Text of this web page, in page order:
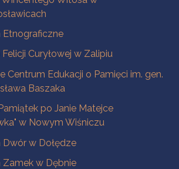
Etnograficzne
Curyłowej w Zalipiu
Centrum Edukacji o Pamięci im. gen.
Baszaka
po Janie Matejce
w Nowym Wiśniczu
Dwór w Dołędze
Zamek w Dębnie